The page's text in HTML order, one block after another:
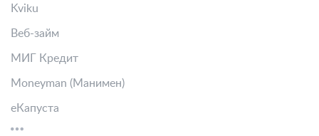
Kviku
Веб-займ
МИГ Кредит
Moneyman (Манимен)
еКапуста